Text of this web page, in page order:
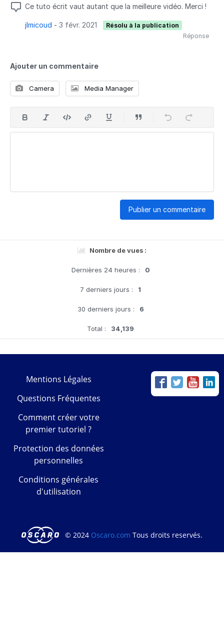
Ce tuto écrit vaut autant que la meilleure vidéo. Merci !
jlmicoud - 3 févr. 2021
Résolu à la publication
Réponse
Ajouter un commentaire
Camera Media Manager
Publier un commentaire
Nombre de vues :
Dernières 24 heures : 0
7 derniers jours : 1
30 derniers jours : 6
Total : 34,139
Mentions Légales
Questions Fréquentes
Comment créer votre
premier tutoriel ?
Protection des données
personnelles
Conditions générales
d'utilisation
© 2024 Oscaro.com Tous droits reservés.